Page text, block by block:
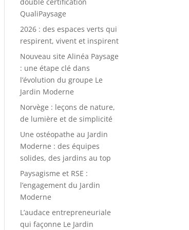
QualiPaysage
2026 : des espaces verts qui
respirent, vivent et inspirent
Nouveau site Alinéa Paysage
: une étape clé dans
l’évolution du groupe Le
Jardin Moderne
Norvège : leçons de nature,
de lumière et de simplicité
Une ostéopathe au Jardin
Moderne : des équipes
solides, des jardins au top
Paysagisme et RSE :
l’engagement du Jardin
Moderne
L’audace entrepreneuriale
qui façonne Le Jardin